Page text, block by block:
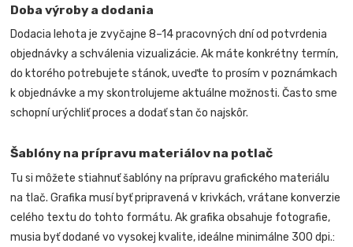
Doba výroby a dodania
Dodacia lehota je zvyčajne 8–14 pracovných dní od potvrdenia
objednávky a schválenia vizualizácie. Ak máte konkrétny termín,
do ktorého potrebujete stánok, uveďte to prosím v poznámkach
k objednávke a my skontrolujeme aktuálne možnosti. Často sme
schopní urýchliť proces a dodať stan čo najskôr.
Šablóny na prípravu materiálov na potlač
Tu si môžete stiahnuť šablóny na prípravu grafického materiálu
na tlač. Grafika musí byť pripravená v krivkách, vrátane konverzie
celého textu do tohto formátu. Ak grafika obsahuje fotografie,
musia byť dodané vo vysokej kvalite, ideálne minimálne 300 dpi.: